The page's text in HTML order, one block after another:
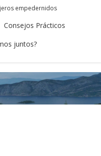
empedernidos
Consejos Prácticos
juntos?